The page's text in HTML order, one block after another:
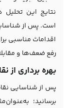
نتایج این تحلیل
است. پس از
اقدامات مناسبی
رفع ضعف‌ها و
بهره‌ برداری از
پس از شناسایی
برسانید؛